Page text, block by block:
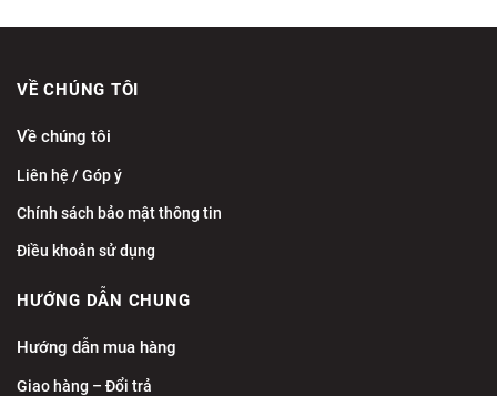
VỀ CHÚNG TÔI
Về chúng tôi
Liên hệ / Góp ý
Chính sách bảo mật thông tin
Điều khoản sử dụng
HƯỚNG DẪN CHUNG
Hướng dẫn mua hàng
Giao hàng – Đổi trả